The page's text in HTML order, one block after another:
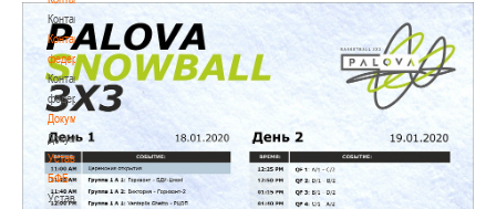
Контакты
Контакты
федерации
Контакты
федерации
Документы
Документы
Устав
БФБ
Устав